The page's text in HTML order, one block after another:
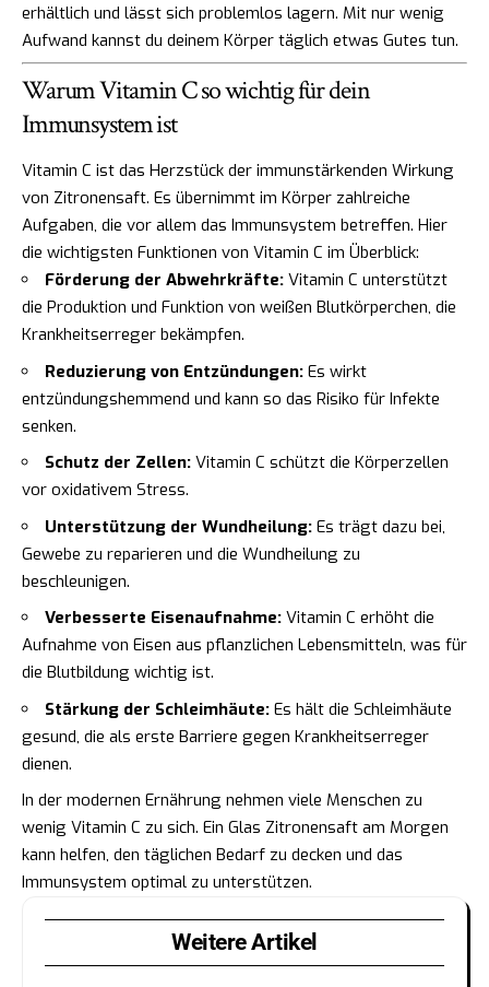
erhältlich und lässt sich problemlos lagern. Mit nur wenig
Aufwand kannst du deinem Körper täglich etwas Gutes tun.
Warum Vitamin C so wichtig für dein
Immunsystem ist
Vitamin C ist das Herzstück der immunstärkenden Wirkung
von Zitronensaft. Es übernimmt im Körper zahlreiche
Aufgaben, die vor allem das Immunsystem betreffen. Hier
die wichtigsten Funktionen von Vitamin C im Überblick:
Förderung der Abwehrkräfte: Vitamin C unterstützt
die Produktion und Funktion von weißen Blutkörperchen, die
Krankheitserreger bekämpfen.
Reduzierung von Entzündungen: Es wirkt
entzündungshemmend und kann so das Risiko für Infekte
senken.
Schutz der Zellen: Vitamin C schützt die Körperzellen
vor oxidativem Stress.
Unterstützung der Wundheilung: Es trägt dazu bei,
Gewebe zu reparieren und die Wundheilung zu
beschleunigen.
Verbesserte Eisenaufnahme: Vitamin C erhöht die
Aufnahme von Eisen aus pflanzlichen Lebensmitteln, was für
die Blutbildung wichtig ist.
Stärkung der Schleimhäute: Es hält die Schleimhäute
gesund, die als erste Barriere gegen Krankheitserreger
dienen.
In der modernen Ernährung nehmen viele Menschen zu
wenig Vitamin C zu sich. Ein Glas Zitronensaft am Morgen
kann helfen, den täglichen Bedarf zu decken und das
Immunsystem optimal zu unterstützen.
Weitere Artikel